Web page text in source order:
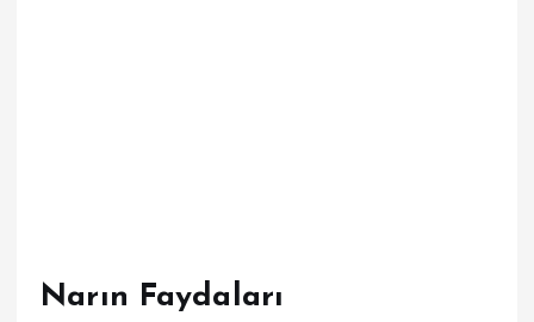
Narın Faydaları